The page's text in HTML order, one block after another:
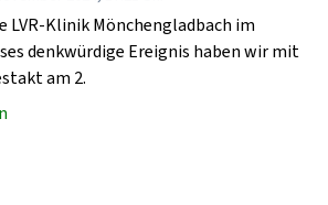
LVR-Klinik Mönchengladbach im
denkwürdige Ereignis haben wir mit
am 2.